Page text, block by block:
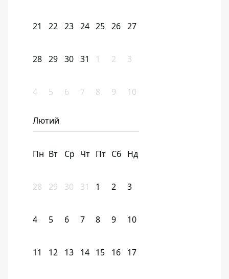
21 22 23 24 25 26 27
28 29 30 31 1 2 3
4 5 6 7 8 9 10
Лютий
Пн Вт Ср Чт Пт Сб Нд
28 29 30 31 1 2 3
4 5 6 7 8 9 10
11 12 13 14 15 16 17